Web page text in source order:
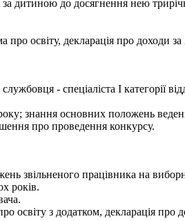
дитиною до досягнення нею
освіту, декларація про доходи за
- спеціаліста І категорії
знання основних положень
про проведення конкурсу.
звільненого працівника на
років.
з додатком, декларація про